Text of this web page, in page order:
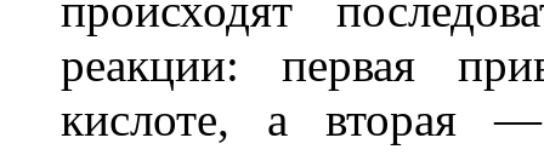
реакции: первая
кислоте, а вторая